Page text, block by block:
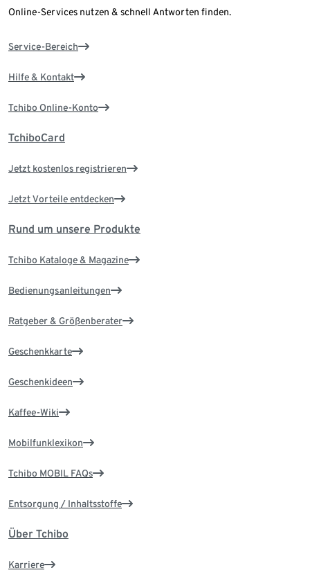
Online-Services nutzen & schnell Antworten finden.
Service-Bereich
Hilfe & Kontakt
Tchibo Online-Konto
TchiboCard
Jetzt kostenlos registrieren
Jetzt Vorteile entdecken
Rund um unsere Produkte
Tchibo Kataloge & Magazine
Bedienungsanleitungen
Ratgeber & Größenberater
Geschenkkarte
Geschenkideen
Kaffee-Wiki
Mobilfunklexikon
Tchibo MOBIL FAQs
Entsorgung / Inhaltsstoffe
Über Tchibo
Karriere